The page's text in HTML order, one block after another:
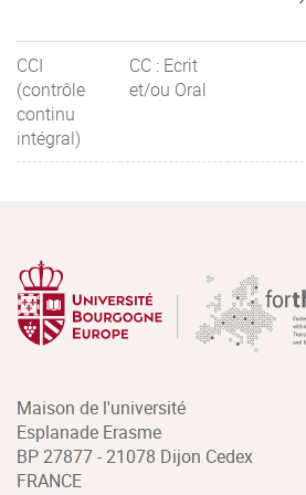
CCI
(contrôle
continu
intégral)
CC : Ecrit
et/ou Oral
Maison de l'université
Esplanade Erasme
BP 27877 - 21078 Dijon Cedex
FRANCE